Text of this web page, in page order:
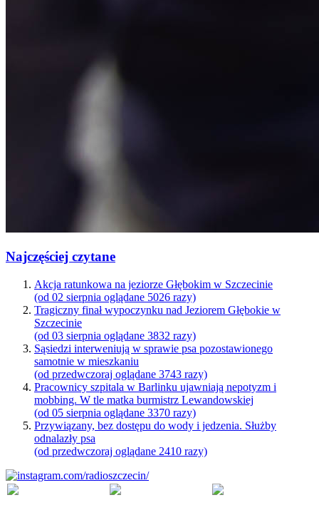
Najczęściej czytane
Akcja ratunkowa na jeziorze Głębokim w Szczecinie
(od 02 sierpnia oglądane 5026 razy)
Tragiczny finał wypoczynku nad Jeziorem Głębokie w
Szczecinie
(od 03 sierpnia oglądane 3832 razy)
Sąsiedzi interweniują w sprawie psa pozostawionego
samotnie w mieszkaniu
(od przedwczoraj oglądane 3743 razy)
Pracownicy szpitala w Barlinku ujawniają nepotyzm i
mobbing. W tle matka burmistrz Lewandowskiej
(od 05 sierpnia oglądane 3370 razy)
Przywiązany, bez dostępu do wody i jedzenia. Służby
odnalazły psa
(od przedwczoraj oglądane 2410 razy)